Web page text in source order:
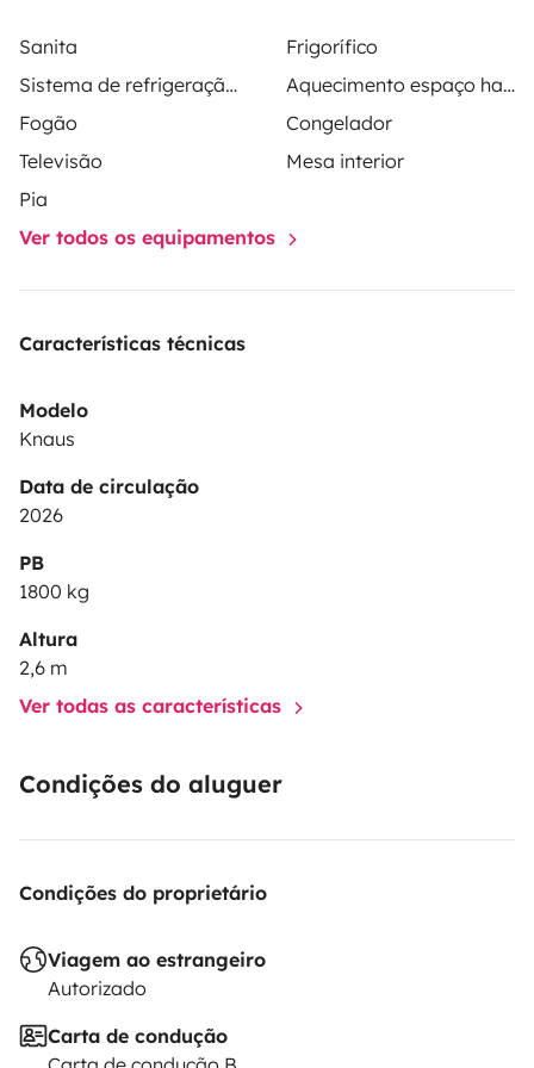
Sanita
Frigorífico
Sistema de refrigeração no espaço habitacional
Aquecimento espaço habitacional
Fogão
Congelador
Televisão
Mesa interior
Pia
Ver todos os equipamentos
Características técnicas
Modelo
Knaus
Data de circulação
2026
PB
1800 kg
Altura
2,6 m
Ver todas as características
Condições do aluguer
Condições do proprietário
Viagem ao estrangeiro
Autorizado
Carta de condução